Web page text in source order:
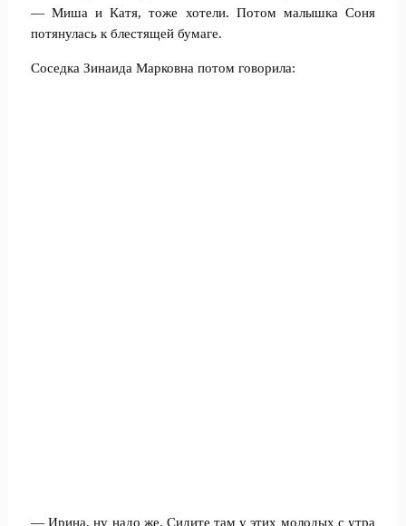
— Миша и Катя, тоже хотели. Потом малышка Соня
потянулась к блестящей бумаге.
Соседка Зинаида Марковна потом говорила:
— Ирина, ну надо же. Сидите там у этих молодых с утра